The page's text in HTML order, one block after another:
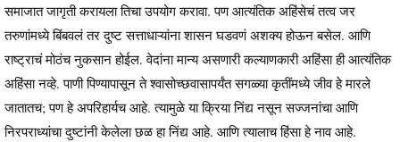
समाजात जागृती करायला तिचा उपयोग करावा. पण आत्यंतिक अहिंसेचं तत्व जर
तरुणांमध्ये बिंबवलं तर दुष्ट सत्ताधाऱ्यांना शासन घडवणं अशक्य होऊन बसेल. आणि
राष्ट्राचं मोठंच नुकसान होईल. वेदांना मान्य असणारी कल्याणकारी अहिंसा ही आत्यंतिक
अहिंसा नव्हे. पाणी पिण्यापासून ते श्वासोच्छवासापर्यंत सगळ्या कृतींमध्ये जीव हे मारले
जातातच; पण हे अपरिहार्यच आहे. त्यामुळे या क्रिया निंद्य नसून सज्जनांचा आणि
निरपराध्यांचा दुष्टांनी केलेला छळ हा निंद्य आहे. आणि त्यालाच हिंसा हे नाव आहे.